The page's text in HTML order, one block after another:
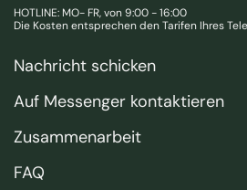
HOTLINE: MO- FR, von 9:00 - 16:00
Die Kosten entsprechen den Tarifen Ihres
Nachricht schicken
Auf Messenger kontaktieren
Zusammenarbeit
FAQ